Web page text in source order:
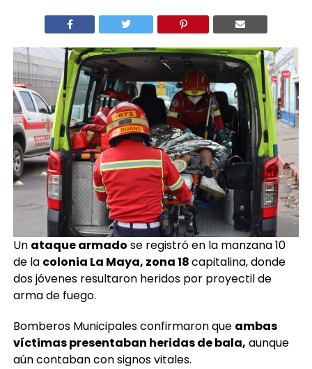
Un ataque armado se registró en la manzana 10
de la colonia La Maya, zona 18capitalina, donde
dos jóvenes resultaron heridos por proyectil de
arma de fuego.
Bomberos Municipales confirmaron que ambas
víctimas presentaban heridas de bala, aunque
aún contaban con signos vitales.